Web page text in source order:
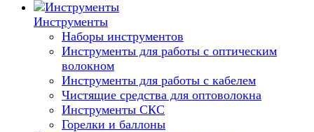
Инструменты
Наборы инструментов
Инструменты для работы с оптическим
волокном
Инструменты для работы с кабелем
Чистящие средства для оптоволокна
Инструменты СКС
Горелки и баллоны